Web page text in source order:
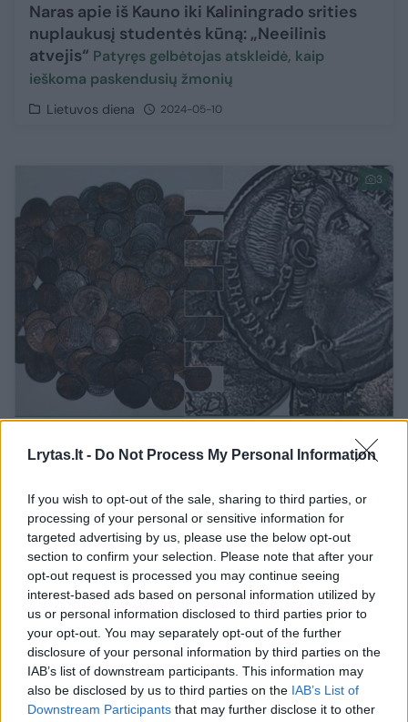
Lrytas.lt - Do Not Process My Personal Information
If you wish to opt-out of the sale, sharing to third parties, or
processing of your personal or sensitive information for
targeted advertising by us, please use the below opt-out
section to confirm your selection. Please note that after your
opt-out request is processed you may continue seeing
interest-based ads based on personal information utilized by
us or personal information disclosed to third parties prior to
your opt-out. You may separately opt-out of the further
disclosure of your personal information by third parties on the
IAB’s list of downstream participants. This information may
also be disclosed by us to third parties on the IAB’s List of
Downstream Participants that may further disclose it to other
Naras apie iš Kauno iki Kaliningrado srities
nuplaukusį studentės kūną: „Neeilinis
atvejis“ Patyręs gelbėtojas atskleidė, kaip
ieškoma paskendusių žmonių
Lietuvos diena 2024-05-10
3
tūkstančių monetų